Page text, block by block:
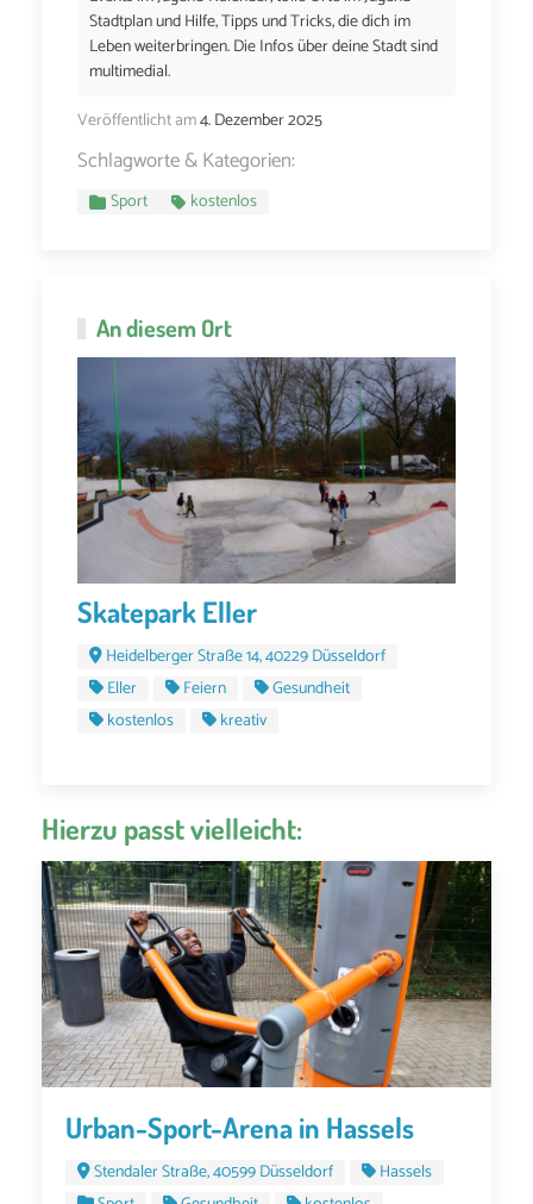
Stadtplan und Hilfe, Tipps und Tricks, die dich im
Leben weiterbringen. Die Infos über deine Stadt sind
multimedial.
Veröffentlicht am4. Dezember 2025
Schlagworte & Kategorien:
Sport kostenlos
An diesem Ort
Skatepark Eller
Heidelberger Straße 14, 40229 Düsseldorf
Eller
Feiern
Gesundheit
kostenlos
kreativ
Hierzu passt vielleicht:
Urban-Sport-Arena in Hassels
Stendaler Straße, 40599 Düsseldorf
Hassels